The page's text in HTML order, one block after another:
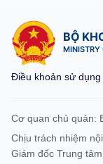
BỘ
MINISTRY
Điều khoản sử dụng
Cơ quan chủ quản:
Chịu trách nhiệm
Giám đốc Trung